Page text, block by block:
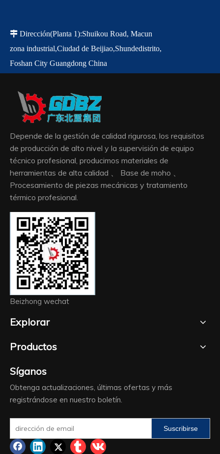
 Dirección(Planta 1):Shuikou Road, Macun
zona industrial,Ciudad de Beijiao,Shundedistrito,
Foshan City Guangdong China
Depende de la gestión de calidad rigurosa, los requisitos
de producción de alto nivel y la supervisión de equipo
técnico profesional, producimos materiales de
herramientas de alta calidad 、 Base de moho 、
Procesamiento de piezas mecánicas y tratamiento
térmico profesional.
Beizhong wechat
Explorar
Productos
Síganos
Obtenga actualizaciones, últimas ofertas y más
registrándose en nuestro boletín.
Suscribirse